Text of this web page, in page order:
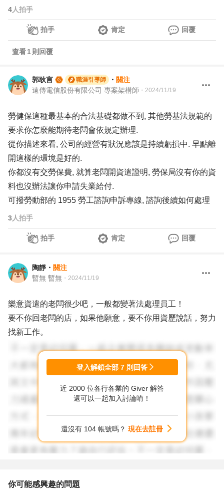
4人拍手
拍手 肯定 回覆
查看1 則回覆
郭耿言 職涯引導師 ・ 關注
遠傳電信股份有限公司 專案架構師 ・ 2024/11/19
勞健保這種最基本的合法基礎都做不到, 其他勞基法規範的
要求你怎麼能期待老闆會依規定辦理.
從你描述來看, 公司的經營有狀況應該是持續虧損中. 早點離
開這樣的環境是好的.
你都沒有交勞保費, 就算老闆開資遣證明, 勞保局沒有你的資
料也沒辦法讓你申請失業給付.
可撥勞動部的 1955 勞工諮詢申訴專線, 諮詢後續如何處理
3人拍手
拍手 肯定 回覆
陶靜 ・ 關注
暫無 暫無 ・ 2024/11/19
樂意資遣的老闆很少吧，一般都變著法處理員工！
要不你回老闆的店，如果他願意，要不你用資歷說話，努力
找新工作。
登入解鎖全部 7 則回答
近 2000 位各行各業的 Giver 解答
還可以一起加入討論唷！
還沒有 104 帳號嗎？ 現在去註冊
你可能感興趣的問題